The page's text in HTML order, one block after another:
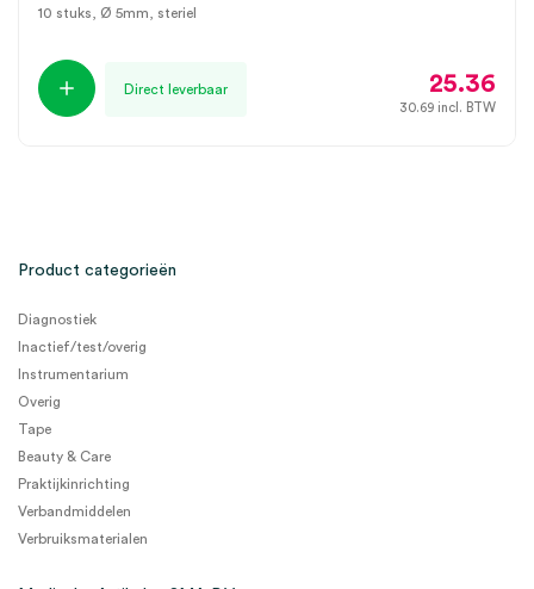
10 stuks, Ø 5mm, steriel
Direct leverbaar 25.36
30.69 incl. BTW
Product categorieën
Diagnostiek
Inactief/test/overig
Instrumentarium
Overig
Tape
Beauty & Care
Praktijkinrichting
Verbandmiddelen
Verbruiksmaterialen